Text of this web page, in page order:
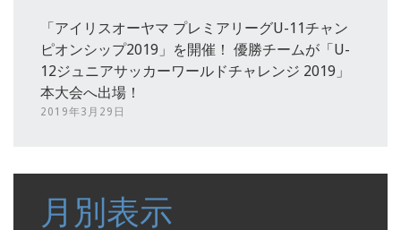
「アイリスオーヤマ プレミアリーグU-11チャン
ピオンシップ2019」を開催！ 優勝チームが「U-
12ジュニアサッカーワールドチャレンジ 2019」
本大会へ出場！
2019年3月29日
月別表示